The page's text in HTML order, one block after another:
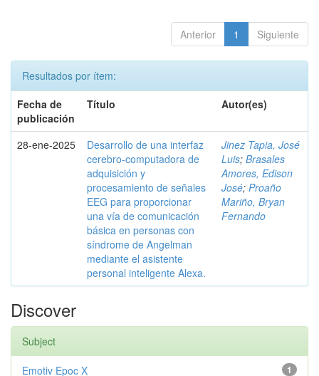
Anterior 1 Siguiente
Resultados por ítem:
Fecha de
publicación
Título Autor(es)
28-ene-2025
Desarrollo de una interfaz
cerebro-computadora de
adquisición y
procesamiento de señales
EEG para proporcionar
una vía de comunicación
básica en personas con
síndrome de Angelman
mediante el asistente
personal inteligente Alexa.
Jinez Tapia, José
Luis; Brasales
Amores, Edison
José; Proaño
Mariño, Bryan
Fernando
Discover
Subject
1
Emotiv Epoc X